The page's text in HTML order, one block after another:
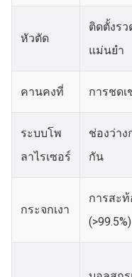
หัวตัด
ติดตั้งร
แม่นยำ
คานคงที่ การชดเ
ระบบโพ
ลาไรเซอร์
ช่องว่า
กัน
กระจกเงา
การสะ
(>99.5%)